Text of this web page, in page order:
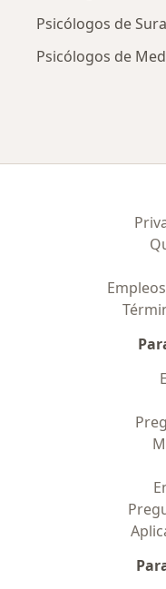
Psicólogos de
Psicólogos de
Empleos